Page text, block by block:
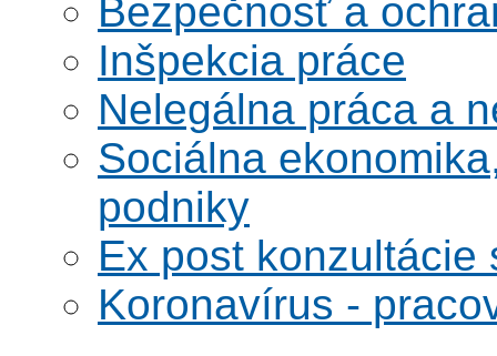
Bezpečnosť a
Inšpekcia práce
Nelegálna práca a
Sociálna
podniky
Ex post
Koronavírus -